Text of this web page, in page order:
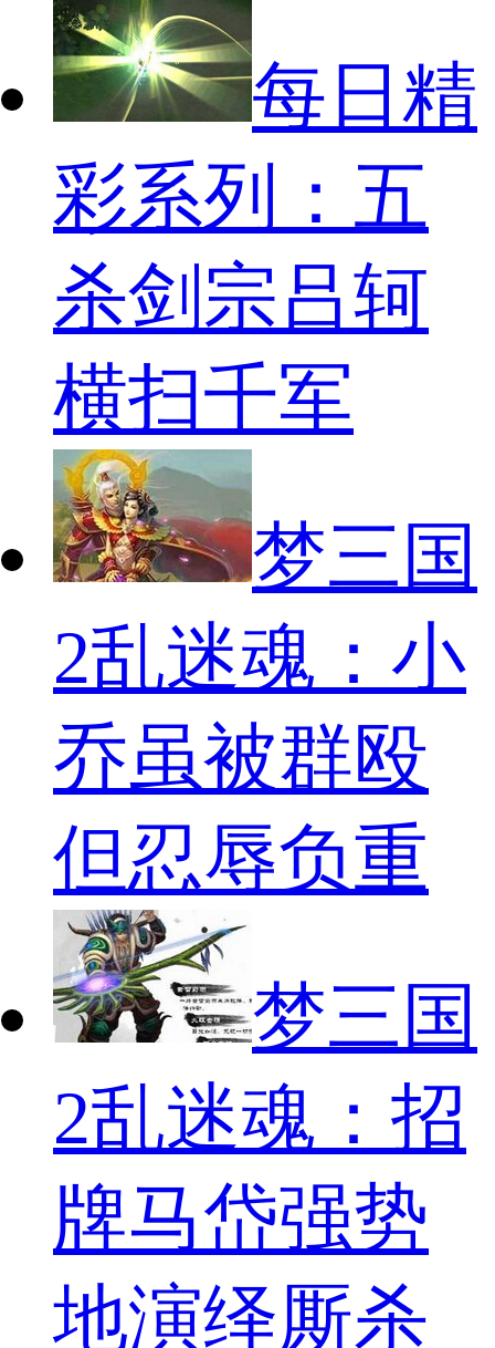
每日精
彩系列：五
杀剑宗吕轲
横扫千军
梦三国
2乱迷魂：小
乔虽被群殴
但忍辱负重
梦三国
2乱迷魂：招
牌马岱强势
地演绎厮杀